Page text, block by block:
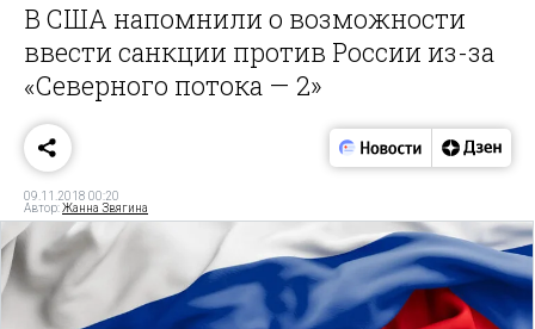
В США напомнили о возможности
ввести санкции против России из-за
«Северного потока — 2»
09.11.2018 00:20
Автор:Жанна Звягина